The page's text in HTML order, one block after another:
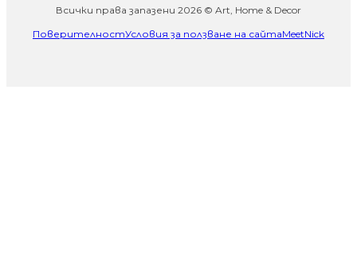
Всички права запазени 2026 © Art, Home & Decor
ПоверителностУсловия за ползване на сайтаMeetNick